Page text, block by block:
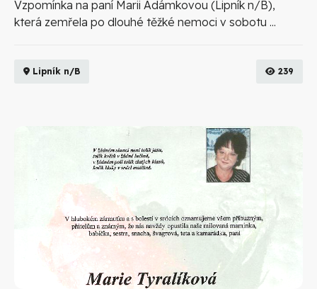
Vzpomínka na paní Marii Adámkovou (Lipník n/B),
která zemřela po dlouhé těžké nemoci v sobotu ...
Lipník n/B 239